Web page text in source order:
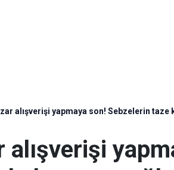
alışverişi yapmaya son! Sebzelerin taze